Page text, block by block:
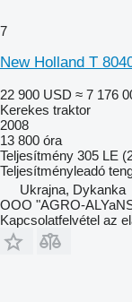
7
New Holland T
22 900 USD ≈ 7 176
Kerekes traktor
2008
13 800 óra
Teljesítmény 305 LE
Teljesítményleadó
Ukrajna, Dykanka
OOO "AGRO-
Kapcsolatfelvétel az